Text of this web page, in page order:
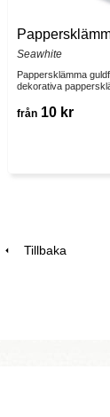
Seawhite
Pappersklämma
dekorativa
från 10 kr
Tillbaka